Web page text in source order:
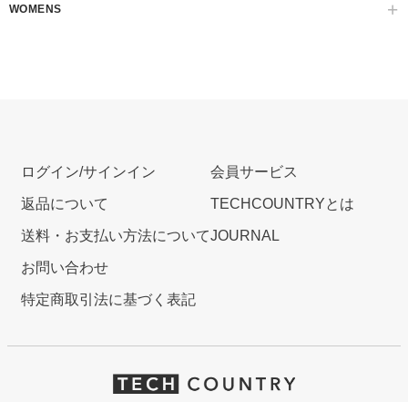
WOMENS
ログイン/サインイン
返品について
送料・お支払い方法について
お問い合わせ
特定商取引法に基づく表記
会員サービス
TECHCOUNTRYとは
JOURNAL